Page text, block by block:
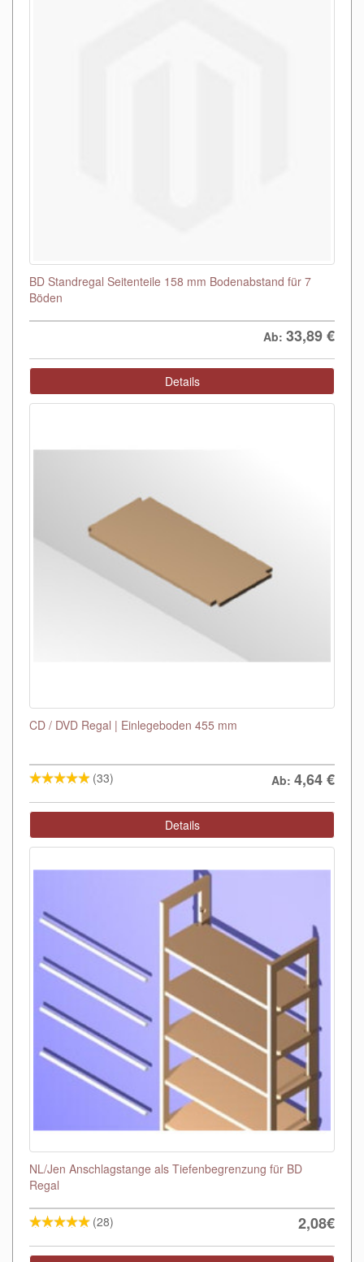
BD Standregal Seitenteile 158 mm Bodenabstand für 7
Böden
Ab: 33,89€
Details
CD / DVD Regal | Einlegeboden 455 mm
(33) Ab: 4,64€
Details
NL/Jen Anschlagstange als Tiefenbegrenzung für BD
Regal
(28) 2,08€